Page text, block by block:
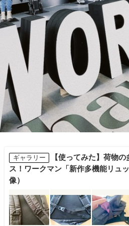
ギャラリー
【使ってみた】荷物
ス！ワークマン「新作多機能リュ
像）